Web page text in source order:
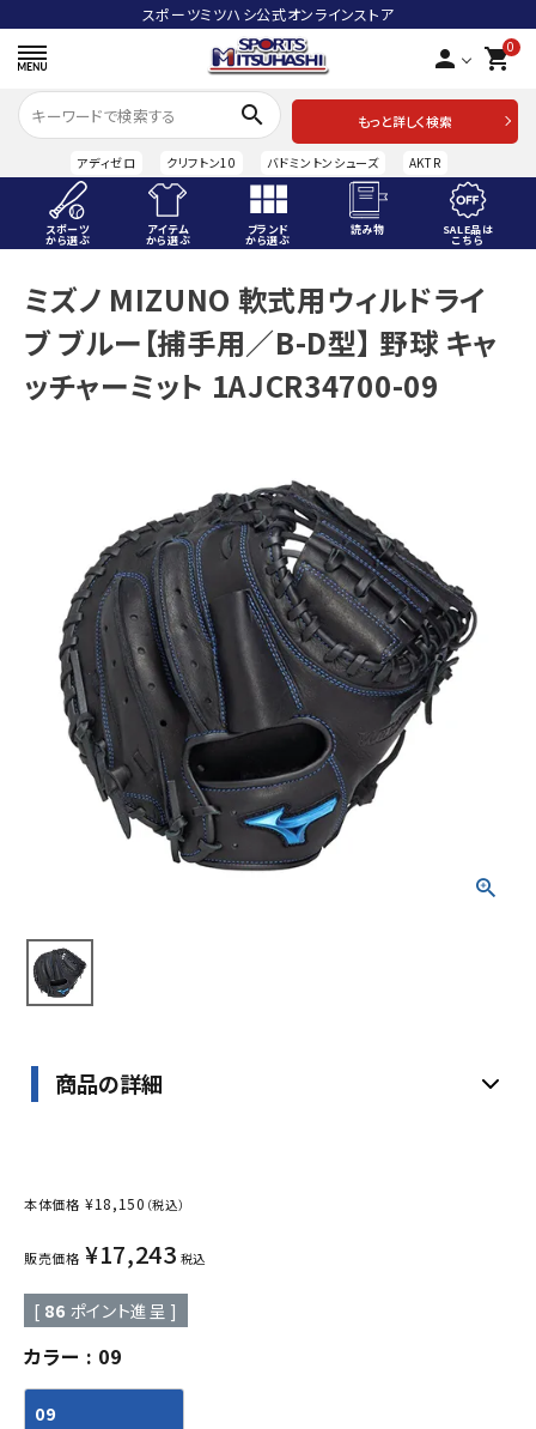
スポーツミツハシ公式オンラインストア
person 0
shopping_cart
search
もっと詳しく検索
アディゼロ クリフトン10 バドミントンシューズ AKTR
スポーツ
から選ぶ
アイテム
から選ぶ
ブランド
から選ぶ
読み物 SALE品は
こちら
ACCOUNT MENU
ようこそ ゲスト 様
ログイン person 会員登録
ブランドから選ぶ
SALE品はこちら
INFORMATIOM
ご利用ガイド
お問い合わせ
メルマガ登録
ミズノ MIZUNO 軟式用ウィルドライ
ブ ブルー【捕手用／B-D型】 野球 キャ
ッチャーミット 1AJCR34700-09
商品の詳細
本体価格 ¥18,150 （税込）
販売価格 ¥17,243 税込
[ 86 ポイント進呈 ]
カラー 09
09